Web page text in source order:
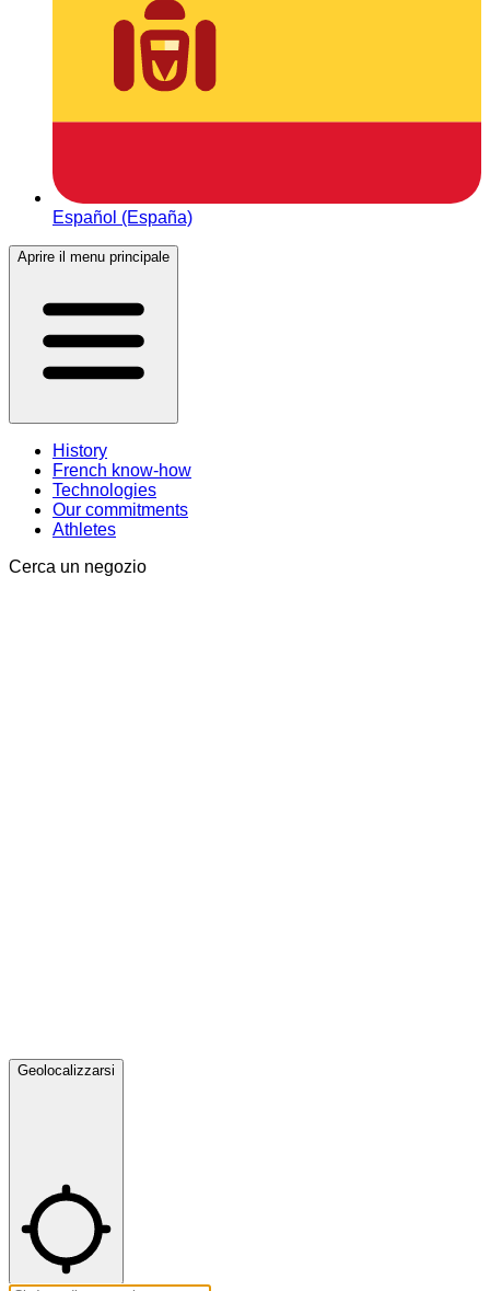
Español (España)
Aprire il menu principale
History
French know-how
Technologies
Our commitments
Athletes
Cerca un negozio
Geolocalizzarsi